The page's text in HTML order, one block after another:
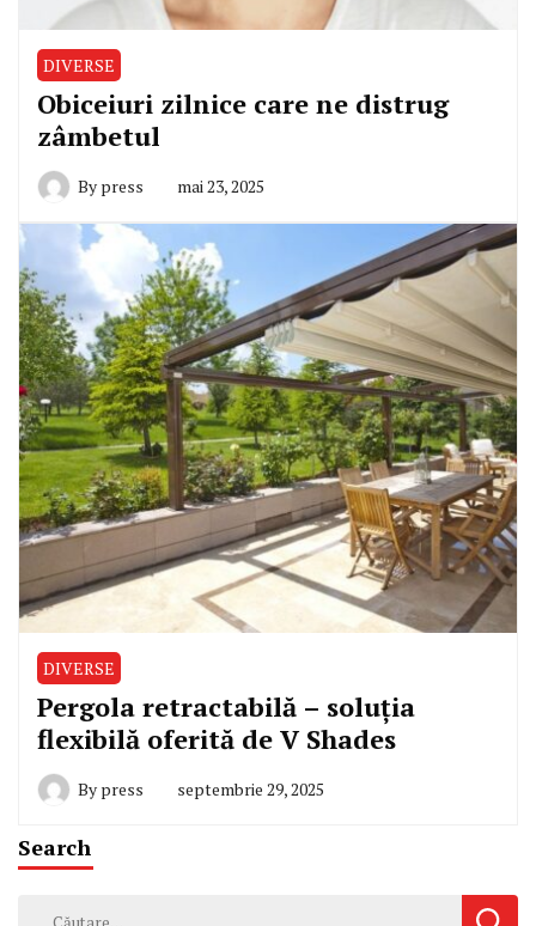
DIVERSE
Obiceiuri zilnice care ne distrug
zâmbetul
By press mai 23, 2025
DIVERSE
Pergola retractabilă – soluția
flexibilă oferită de V Shades
By press septembrie 29, 2025
Search
Caută